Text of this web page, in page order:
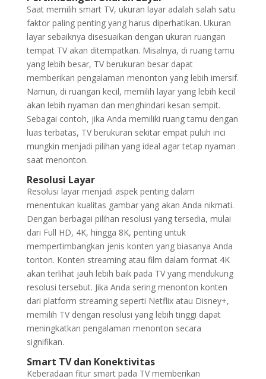
Saat memilih smart TV, ukuran layar adalah salah satu
faktor paling penting yang harus diperhatikan. Ukuran
layar sebaiknya disesuaikan dengan ukuran ruangan
tempat TV akan ditempatkan. Misalnya, di ruang tamu
yang lebih besar, TV berukuran besar dapat
memberikan pengalaman menonton yang lebih imersif.
Namun, di ruangan kecil, memilih layar yang lebih kecil
akan lebih nyaman dan menghindari kesan sempit.
Sebagai contoh, jika Anda memiliki ruang tamu dengan
luas terbatas, TV berukuran sekitar empat puluh inci
mungkin menjadi pilihan yang ideal agar tetap nyaman
saat menonton.
Resolusi Layar
Resolusi layar menjadi aspek penting dalam
menentukan kualitas gambar yang akan Anda nikmati.
Dengan berbagai pilihan resolusi yang tersedia, mulai
dari Full HD, 4K, hingga 8K, penting untuk
mempertimbangkan jenis konten yang biasanya Anda
tonton. Konten streaming atau film dalam format 4K
akan terlihat jauh lebih baik pada TV yang mendukung
resolusi tersebut. Jika Anda sering menonton konten
dari platform streaming seperti Netflix atau Disney+,
memilih TV dengan resolusi yang lebih tinggi dapat
meningkatkan pengalaman menonton secara
signifikan.
Smart TV dan Konektivitas
Keberadaan fitur smart pada TV memberikan